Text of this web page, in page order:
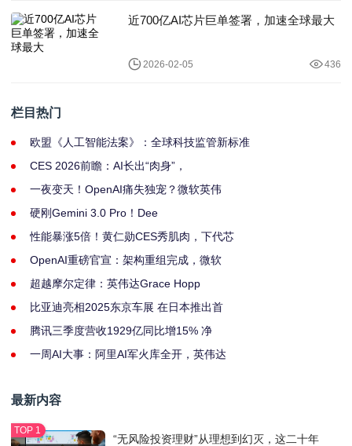
近700亿AI芯片巨单签署，加速全球最大
2026-02-05 436
栏目热门
欧盟《人工智能法案》：全球科技监管新标准
CES 2026前瞻：AI长出“肉身”，
一夜变天！OpenAI痛失独宠？微软英伟
硬刚Gemini 3.0 Pro！Dee
性能暴涨5倍！黄仁勋CES秀肌肉，下代芯
OpenAI重磅官宣：架构重组完成，微软
超越摩尔定律：英伟达Grace Hopp
比亚迪亮相2025东京车展 在日本推出首
腾讯三季度营收1929亿同比增15% 净
一周AI大事：阿里AI军火库全开，英伟达
最新内容
“无风险投资理财”从理想到幻灭，这二十年